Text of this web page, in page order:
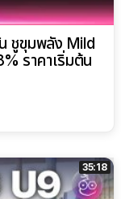
ชูขุมพลัง Mild
ราคาเริ่มต้น
35:18